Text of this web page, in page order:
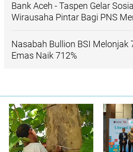
Bank Aceh - Taspen Gelar
Wirausaha Pintar Bagi PNS
Nasabah Bullion BSI Melonjak
Emas Naik 712%